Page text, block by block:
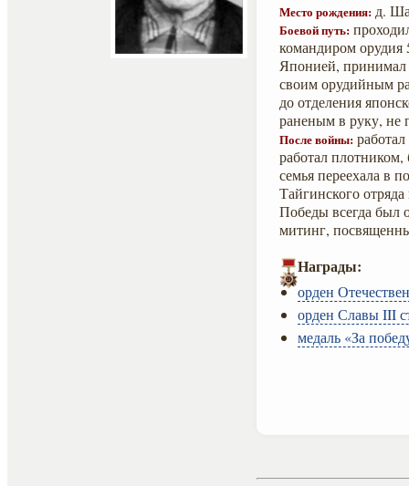
Место рождения: д.
Боевой путь:
командиром орудия
Японией, принимал
своим орудийным
до отделения
раненым в руку, не
После войны:
работал
семья переехала в
Тайгинского
Победы всегда был
митинг,
Награды:
орден
орден Славы III
медаль «За